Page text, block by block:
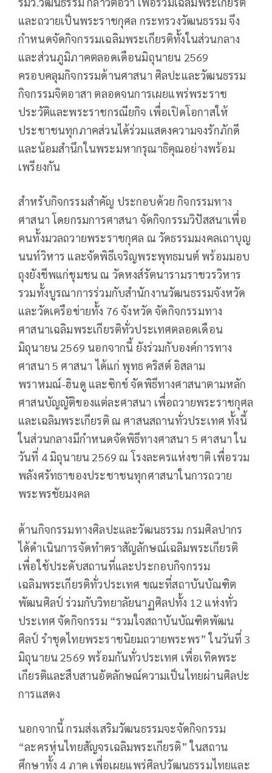
และถวายเป็นพระราชกุศล กระทรวงวัฒนธรรม จึง
กำหนดจัดกิจกรรมเฉลิมพระเกียรติทั้งในส่วนกลาง
และส่วนภูมิภาคตลอดเดือนมิถุนายน 2569
ครอบคลุมกิจกรรมด้านศาสนา ศิลปะและวัฒนธรรม
กิจกรรมจิตอาสา ตลอดจนการเผยแพร่พระราช
ประวัติและพระราชกรณียกิจ เพื่อเปิดโอกาสให้
ประชาชนทุกภาคส่วนได้ร่วมแสดงความจงรักภักดี
และน้อมสำนึกในพระมหากรุณาธิคุณอย่างพร้อม
เพรียงกัน
สำหรับกิจกรรมสำคัญ ประกอบด้วย กิจกรรมทาง
ศาสนา โดยกรมการศาสนา จัดกิจกรรมวิปัสสนาเพื่อ
คนทั้งมวลถวายพระราชกุศล ณ วัดธรรมมงคลเถาบุญ
นนท์วิหาร และจัดพิธีเจริญพระพุทธมนต์ พร้อมมอบ
ถุงยังชีพแก่ชุมชน ณ วัดหงส์รัตนารามราชวรวิหาร
รวมทั้งบูรณาการร่วมกับสำนักงานวัฒนธรรมจังหวัด
และวัดเครือข่ายทั้ง 76 จังหวัด จัดกิจกรรมทาง
ศาสนาเฉลิมพระเกียรติทั่วประเทศตลอดเดือน
มิถุนายน 2569 นอกจากนี้ ยังร่วมกับองค์การทาง
ศาสนา 5 ศาสนา ได้แก่ พุทธ คริสต์ อิสลาม
พราหมณ์-ฮินดู และซิกข์ จัดพิธีทางศาสนาตามหลัก
ศาสนบัญญัติของแต่ละศาสนา เพื่อถวายพระราชกุศล
และเฉลิมพระเกียรติ ณ ศาสนสถานทั่วประเทศ ทั้งนี้
ในส่วนกลางมีกำหนดจัดพิธีทางศาสนา 5 ศาสนา ใน
วันที่ 4 มิถุนายน 2569 ณ โรงละครแห่งชาติ เพื่อรวม
พลังศรัทธาของประชาชนทุกศาสนาในการถวาย
พระพรชัยมงคล
ด้านกิจกรรมทางศิลปะและวัฒนธรรม กรมศิลปากร
ได้ดำเนินการจัดทำตราสัญลักษณ์เฉลิมพระเกียรติ
เพื่อใช้ประดับสถานที่และประกอบกิจกรรม
เฉลิมพระเกียรติทั่วประเทศ ขณะที่สถาบันบัณฑิต
พัฒนศิลป์ ร่วมกับวิทยาลัยนาฏศิลปทั้ง 12 แห่งทั่ว
ประเทศ จัดกิจกรรม “รวมใจสถาบันบัณฑิตพัฒน
ศิลป์ รำชุดไทยพระราชนิยมถวายพระพร” ในวันที่ 3
มิถุนายน 2569 พร้อมกันทั่วประเทศ เพื่อเทิดพระ
เกียรติและสืบสานอัตลักษณ์ความเป็นไทยผ่านศิลปะ
การแสดง
นอกจากนี้ กรมส่งเสริมวัฒนธรรมจะจัดกิจกรรม
“ละครหุ่นไทยสัญจรเฉลิมพระเกียรติ” ในสถาน
ศึกษาทั้ง 4 ภาค เพื่อเผยแพร่ศิลปวัฒนธรรมไทยและ